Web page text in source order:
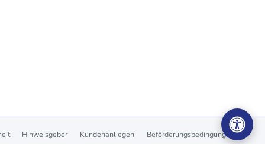
Hinweisgeber Kundenanliegen Beförderungsbedingungen